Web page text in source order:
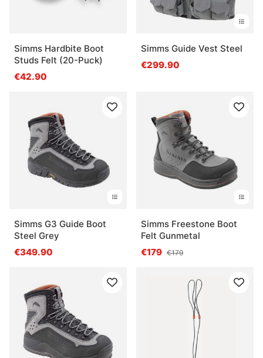
Simms Hardbite Boot
Studs Felt (20-Puck)
€42.90
Simms Guide Vest Steel
€299.90
Simms G3 Guide Boot
Steel Grey
€349.90
Simms Freestone Boot
Felt Gunmetal
€179 €179